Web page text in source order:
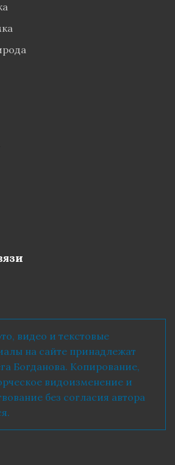
видео и текстовые
на сайте принадлежат
Богданова. Копирование,
видоизменение и
без согласия автора